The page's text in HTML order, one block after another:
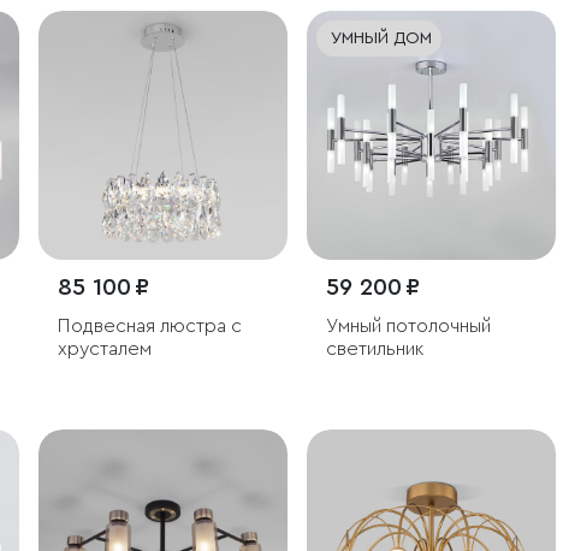
85 100 ₽
Подвесная люстра с
хрусталем
УМНЫЙ ДОМ
59 200 ₽
Умный потолочный
светильник